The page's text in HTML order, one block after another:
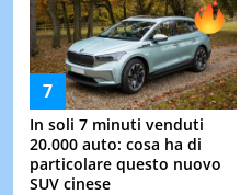
In soli 7 minuti venduti
20.000 auto: cosa ha di
particolare questo nuovo
SUV cinese